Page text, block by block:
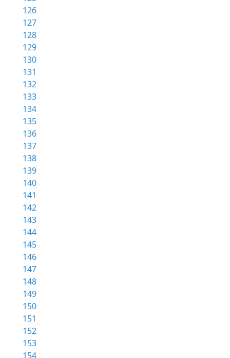
126
127
128
129
130
131
132
133
134
135
136
137
138
139
140
141
142
143
144
145
146
147
148
149
150
151
152
153
154